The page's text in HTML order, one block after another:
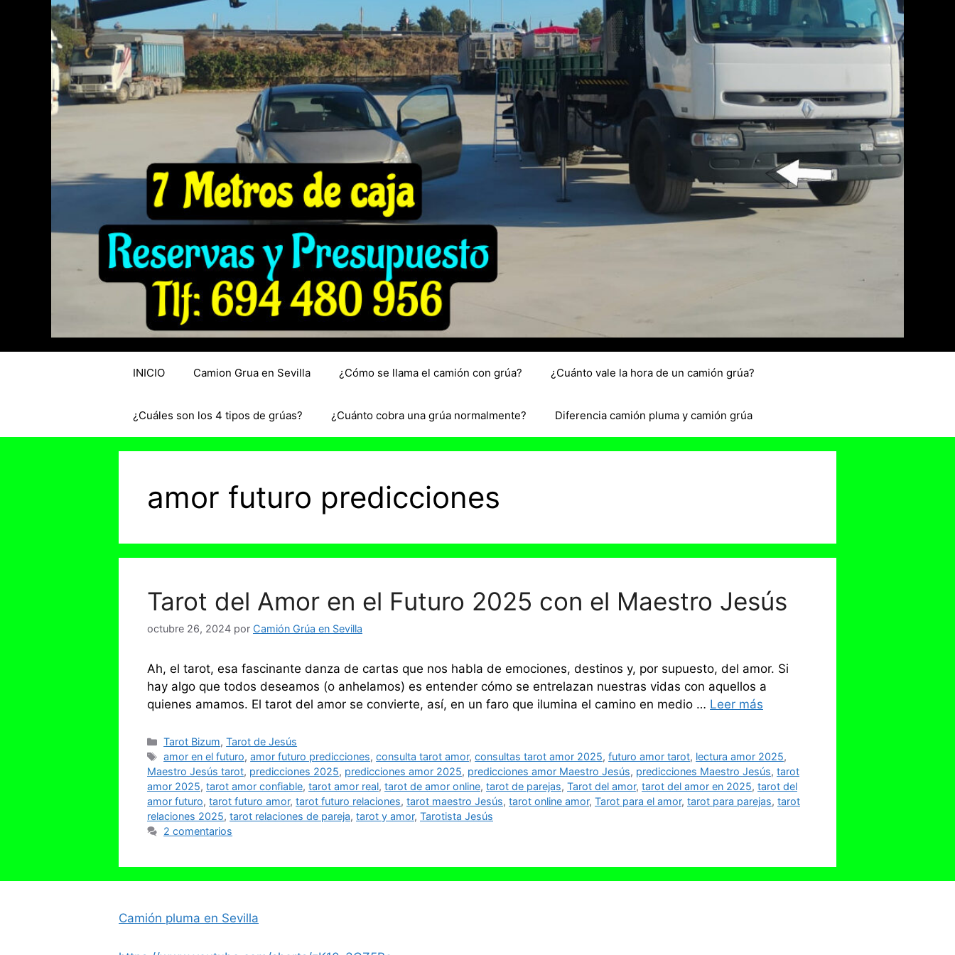
INICIO Camion Grua en Sevilla ¿Cómo se llama el camión con grúa? ¿Cuánto vale la hora de un camión grúa?
¿Cuáles son los 4 tipos de grúas? ¿Cuánto cobra una grúa normalmente? Diferencia camión pluma y camión grúa
amor futuro predicciones
Tarot del Amor en el Futuro 2025 con el Maestro Jesús
octubre 26, 2024 por Camión Grúa en Sevilla
Ah, el tarot, esa fascinante danza de cartas que nos habla de emociones, destinos y, por supuesto, del amor. Si
hay algo que todos deseamos (o anhelamos) es entender cómo se entrelazan nuestras vidas con aquellos a
quienes amamos. El tarot del amor se convierte, así, en un faro que ilumina el camino en medio … Leer más
Categorías
Tarot Bizum,Tarot de Jesús
Etiquetas
amor en el futuro,amor futuro predicciones,consulta tarot amor,consultas tarot amor 2025,futuro amor tarot, lectura amor 2025,
Maestro Jesús tarot, predicciones 2025, predicciones amor 2025, predicciones amor Maestro Jesús, predicciones Maestro Jesús, tarot
amor 2025, tarot amor confiable, tarot amor real, tarot de amor online, tarot de parejas, Tarot del amor, tarot del amor en 2025, tarot del
amor futuro, tarot futuro amor, tarot futuro relaciones, tarot maestro Jesús, tarot online amor, Tarot para el amor, tarot para parejas, tarot
relaciones 2025, tarot relaciones de pareja, tarot y amor, Tarotista Jesús
2 comentarios
Camión pluma en Sevilla